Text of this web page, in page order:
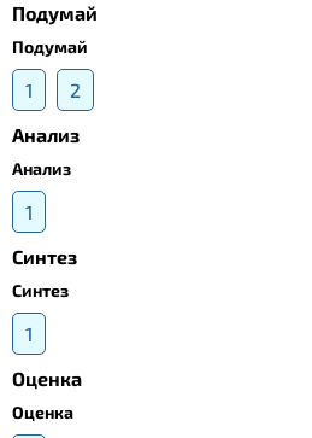
Подумай
Подумай
1
2
Анализ
Анализ
1
Синтез
Синтез
1
Оценка
Оценка